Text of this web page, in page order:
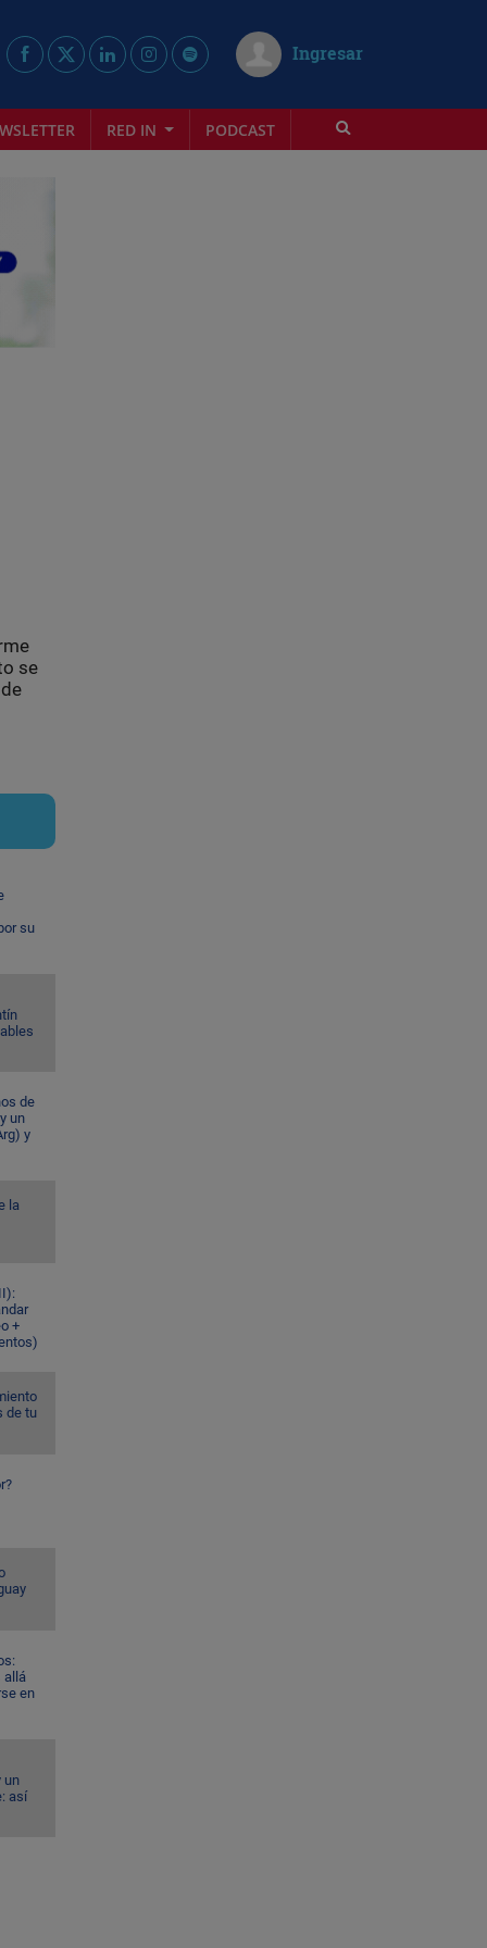
Ingresar
RED IN PODCAST
se
su
de
un
y
la
+
de tu
allá
en
un
así